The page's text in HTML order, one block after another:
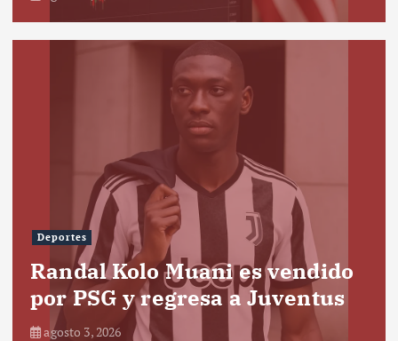
Deportes
Randal Kolo Muani es vendido
por PSG y regresa a Juventus
agosto 3, 2026